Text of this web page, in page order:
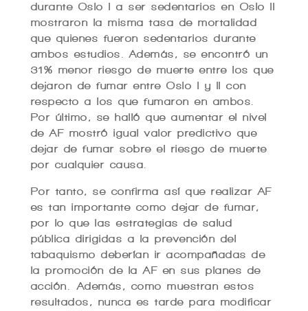
durante Oslo I a ser sedentarios en Oslo II
mostraron la misma tasa de mortalidad
que quienes fueron sedentarios durante
ambos estudios. Además, se encontró un
31% menor riesgo de muerte entre los que
dejaron de fumar entre Oslo I y II con
respecto a los que fumaron en ambos.
Por último, se halló que aumentar el nivel
de AF mostró igual valor predictivo que
dejar de fumar sobre el riesgo de muerte
por cualquier causa.
Por tanto, se confirma así que realizar AF
es tan importante como dejar de fumar,
por lo que las estrategias de salud
pública dirigidas a la prevención del
tabaquismo deberían ir acompañadas de
la promoción de la AF en sus planes de
acción. Además, como muestran estos
resultados, nunca es tarde para modificar